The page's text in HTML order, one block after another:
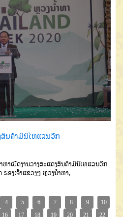
ສິນຄ້າມິນິໄທແລນວີກ
ທາເປີດງານວາງສະແດງສິນຄ້າມິນິໄທແລນວີກ
ຮອງເຈົ້າແຂວງໆ ຫຼວງນໍ້າທາ,